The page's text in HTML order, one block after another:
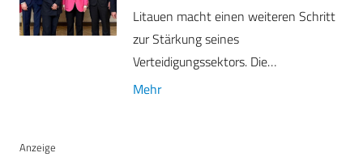
Litauen macht einen weiteren Schritt
zur Stärkung seines
Verteidigungssektors. Die…
Mehr
Anzeige